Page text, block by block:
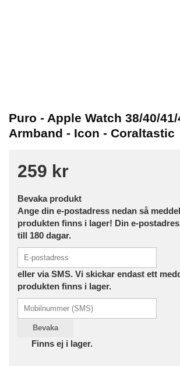
Puro - Apple Watch 38/40/
Armband - Icon - Coraltastic
259 kr
Bevaka produkt
Ange din e-postadress nedan så
produkten finns i lager! Din e-
till 180 dagar.
eller via SMS. Vi skickar endast ett
produkten finns i lager.
Bevaka
Finns ej i lager.